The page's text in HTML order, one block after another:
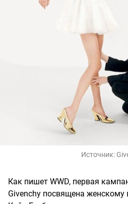
Источник:
Как пишет WWD, первая
Givenchy посвящена женскому